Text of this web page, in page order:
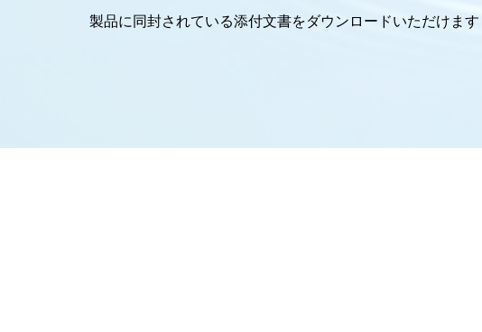
製品に同封されている添付文書をダウンロードいただけます